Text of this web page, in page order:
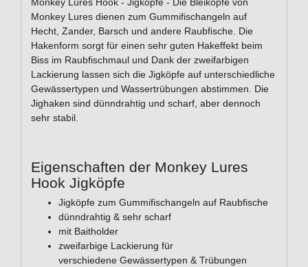
Monkey Lures Hook - Jigköpfe - Die Bleiköpfe von
Monkey Lures dienen zum Gummifischangeln auf
Hecht, Zander, Barsch und andere Raubfische. Die
Hakenform sorgt für einen sehr guten Hakeffekt beim
Biss im Raubfischmaul und Dank der zweifarbigen
Lackierung lassen sich die Jigköpfe auf unterschiedliche
Gewässertypen und Wassertrübungen abstimmen. Die
Jighaken sind dünndrahtig und scharf, aber dennoch
sehr stabil.
Eigenschaften der Monkey Lures
Hook Jigköpfe
Jigköpfe zum Gummifischangeln auf Raubfische
dünndrahtig & sehr scharf
mit Baitholder
zweifarbige Lackierung für
verschiedene Gewässertypen & Trübungen